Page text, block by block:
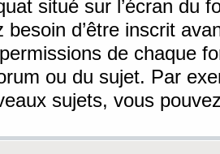
situé sur l’écran du
besoin d’être inscrit
de chaque
ou du sujet. Par
sujets, vous